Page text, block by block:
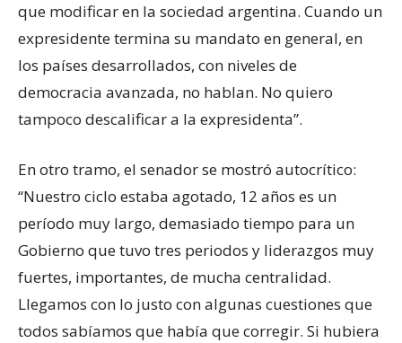
que modificar en la sociedad argentina. Cuando un
expresidente termina su mandato en general, en
los países desarrollados, con niveles de
democracia avanzada, no hablan. No quiero
tampoco descalificar a la expresidenta”.
En otro tramo, el senador se mostró autocrítico:
“Nuestro ciclo estaba agotado, 12 años es un
período muy largo, demasiado tiempo para un
Gobierno que tuvo tres periodos y liderazgos muy
fuertes, importantes, de mucha centralidad.
Llegamos con lo justo con algunas cuestiones que
todos sabíamos que había que corregir. Si hubiera